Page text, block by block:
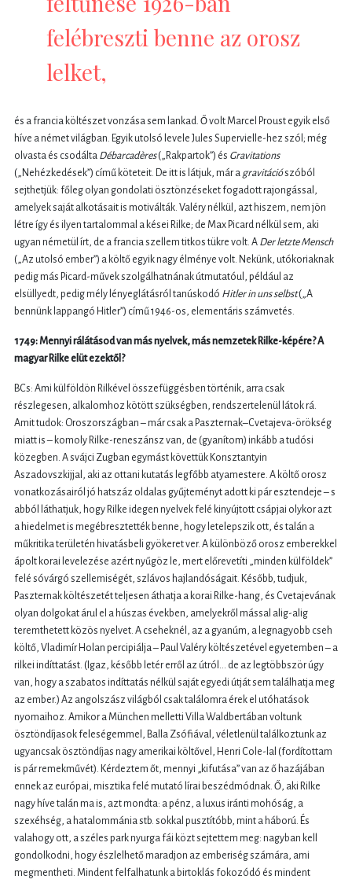
felébreszti benne az orosz
lelket,
és a francia költészet vonzása sem lankad. Ő volt Marcel Proust egyik első
híve a német világban. Egyik utolsó levele Jules Supervielle-hez szól; még
olvasta és csodálta Débarcadères(„Rakpartok”) és Gravitations
(„Nehézkedések”) című köteteit. De itt is látjuk, már a gravitációszóból
sejthetjük: főleg olyan gondolati ösztönzéseket fogadott rajongással,
amelyek saját alkotásait is motiválták. Valéry nélkül, azt hiszem, nem jön
létre így és ilyen tartalommal a kései Rilke; de Max Picard nélkül sem, aki
ugyan németül írt, de a francia szellem titkos tükre volt. A Der letzte Mensch
(„Az utolsó ember”) a költő egyik nagy élménye volt. Nekünk, utókoriaknak
pedig más Picard-művek szolgálhatnának útmutatóul, például az
elsüllyedt, pedig mély lényeglátásról tanúskodó Hitler in uns selbst(„A
bennünk lappangó Hitler”) című 1946-os, elementáris számvetés.
1749: Mennyi rálátásod van más nyelvek, más nemzetek Rilke-képére? A
magyar Rilke elüt ezektől?
BCs: Ami külföldön Rilkével összefüggésben történik, arra csak
részlegesen, alkalomhoz kötött szükségben, rendszertelenül látok rá.
Amit tudok: Oroszországban – már csak a Paszternak–Cvetajeva-örökség
miatt is – komoly Rilke-reneszánsz van, de (gyanítom) inkább a tudósi
közegben. A svájci Zugban egymást követtük Konsztantyin
Aszadovszkijjal, aki az ottani kutatás legfőbb atyamestere. A költő orosz
vonatkozásairól jó hatszáz oldalas gyűjteményt adott ki pár esztendeje – s
abból láthatjuk, hogy Rilke idegen nyelvek felé kinyújtott csápjai olykor azt
a hiedelmet is megébresztették benne, hogy letelepszik ott, és talán a
műkritika területén hivatásbeli gyökeret ver. A különböző orosz emberekkel
ápolt korai levelezése azért nyűgöz le, mert előrevetíti „minden külföldek”
felé sóvárgó szellemiségét, szlávos hajlandóságait. Később, tudjuk,
Paszternak költészetét teljesen áthatja a korai Rilke-hang, és Cvetajevának
olyan dolgokat árul el a húszas években, amelyekről mással alig-alig
teremthetett közös nyelvet. A cseheknél, az a gyanúm, a legnagyobb cseh
költő, Vladimír Holan percipiálja – Paul Valéry költészetével egyetemben – a
rilkei indíttatást. (Igaz, később letér erről az útról… de az legtöbbször úgy
van, hogy a szabatos indíttatás nélkül saját egyedi útját sem találhatja meg
az ember.) Az angolszász világból csak találomra érek el utóhatások
nyomaihoz. Amikor a München melletti Villa Waldbertában voltunk
ösztöndíjasok feleségemmel, Balla Zsófiával, véletlenül találkoztunk az
ugyancsak ösztöndíjas nagy amerikai költővel, Henri Cole-lal (fordítottam
is pár remekművét). Kérdeztem őt, mennyi „kifutása” van az ő hazájában
ennek az európai, misztika felé mutató lírai beszédmódnak. Ő, aki Rilke
nagy híve talán ma is, azt mondta: a pénz, a luxus iránti mohóság, a
szexéhség, a hatalommánia stb. sokkal pusztítóbb, mint a háború. És
valahogy ott, a széles park nyurga fái közt sejtettem meg: nagyban kell
gondolkodni, hogy észlelhető maradjon az emberiség számára, ami
megmentheti. Mindent felfalhatunk a birtoklás fokozódó és mindent